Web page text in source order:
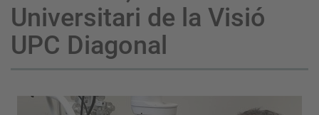
Universitari de la Visió
UPC Diagonal